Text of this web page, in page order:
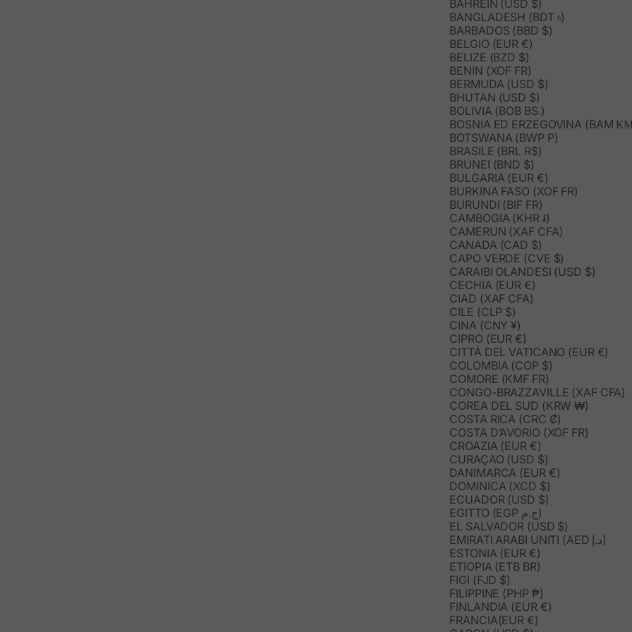
BAHREIN (USD $)
BANGLADESH (BDT ৳)
BARBADOS (BBD $)
BELGIO (EUR €)
BELIZE (BZD $)
BENIN (XOF FR)
BERMUDA (USD $)
BHUTAN (USD $)
BOLIVIA (BOB BS.)
BOSNIA ED ERZEGOVINA (BAM
BOTSWANA (BWP P)
BRASILE (BRL R$)
BRUNEI (BND $)
BULGARIA (EUR €)
BURKINA FASO (XOF FR)
BURUNDI (BIF FR)
CAMBOGIA (KHR ៛)
CAMERUN (XAF CFA)
CANADA (CAD $)
CAPO VERDE (CVE $)
CARAIBI OLANDESI (USD $)
CECHIA (EUR €)
CIAD (XAF CFA)
CILE (CLP $)
CINA (CNY ¥)
CIPRO (EUR €)
CITTÀ DEL VATICANO (EUR €)
COLOMBIA (COP $)
COMORE (KMF FR)
CONGO-BRAZZAVILLE (XAF CFA)
COREA DEL SUD (KRW ₩)
COSTA RICA (CRC ₡)
COSTA D’AVORIO (XOF FR)
CROAZIA (EUR €)
CURAÇAO (USD $)
DANIMARCA (EUR €)
DOMINICA (XCD $)
ECUADOR (USD $)
EGITTO (EGP ج.م)
EL SALVADOR (USD $)
EMIRATI ARABI UNITI (AED د.إ)
ESTONIA (EUR €)
ETIOPIA (ETB BR)
FIGI (FJD $)
FILIPPINE (PHP ₱)
FINLANDIA (EUR €)
FRANCIA(EUR €)